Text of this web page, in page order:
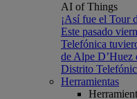
AI of Things
¡Así fue el Tour
Este pasado
Telefónica
de Alpe D’Huez
Distrito
Herramientas